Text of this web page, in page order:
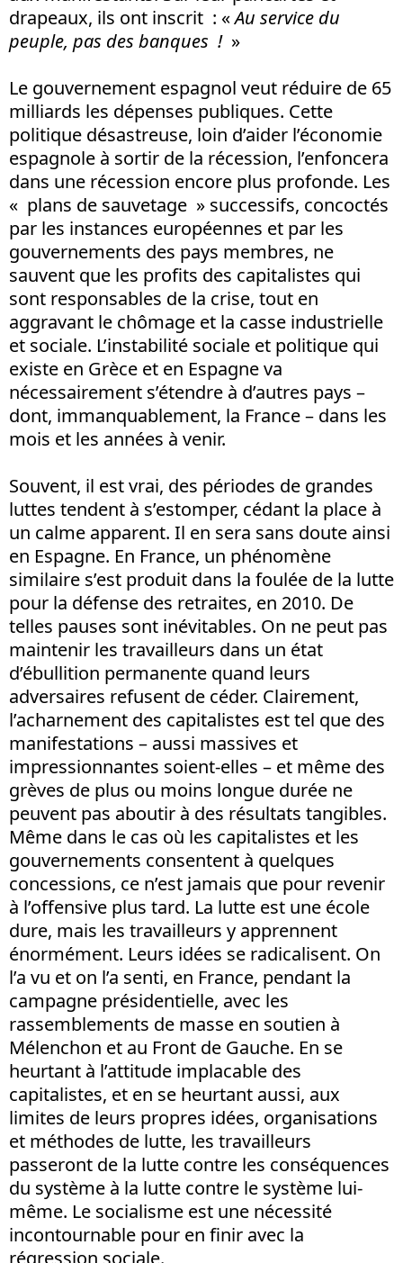
drapeaux, ils ont inscrit : «Au service du
peuple, pas des banques !»
Le gouvernement espagnol veut réduire de 65
milliards les dépenses publiques. Cette
politique désastreuse, loin d’aider l’économie
espagnole à sortir de la récession, l’enfoncera
dans une récession encore plus profonde. Les
« plans de sauvetage » successifs, concoctés
par les instances européennes et par les
gouvernements des pays membres, ne
sauvent que les profits des capitalistes qui
sont responsables de la crise, tout en
aggravant le chômage et la casse industrielle
et sociale. L’instabilité sociale et politique qui
existe en Grèce et en Espagne va
nécessairement s’étendre à d’autres pays –
dont, immanquablement, la France – dans les
mois et les années à venir.
Souvent, il est vrai, des périodes de grandes
luttes tendent à s’estomper, cédant la place à
un calme apparent. Il en sera sans doute ainsi
en Espagne. En France, un phénomène
similaire s’est produit dans la foulée de la lutte
pour la défense des retraites, en 2010. De
telles pauses sont inévitables. On ne peut pas
maintenir les travailleurs dans un état
d’ébullition permanente quand leurs
adversaires refusent de céder. Clairement,
l’acharnement des capitalistes est tel que des
manifestations – aussi massives et
impressionnantes soient-elles – et même des
grèves de plus ou moins longue durée ne
peuvent pas aboutir à des résultats tangibles.
Même dans le cas où les capitalistes et les
gouvernements consentent à quelques
concessions, ce n’est jamais que pour revenir
à l’offensive plus tard. La lutte est une école
dure, mais les travailleurs y apprennent
énormément. Leurs idées se radicalisent. On
l’a vu et on l’a senti, en France, pendant la
campagne présidentielle, avec les
rassemblements de masse en soutien à
Mélenchon et au Front de Gauche. En se
heurtant à l’attitude implacable des
capitalistes, et en se heurtant aussi, aux
limites de leurs propres idées, organisations
et méthodes de lutte, les travailleurs
passeront de la lutte contre les conséquences
du système à la lutte contre le système lui-
même. Le socialisme est une nécessité
incontournable pour en finir avec la
régression sociale.